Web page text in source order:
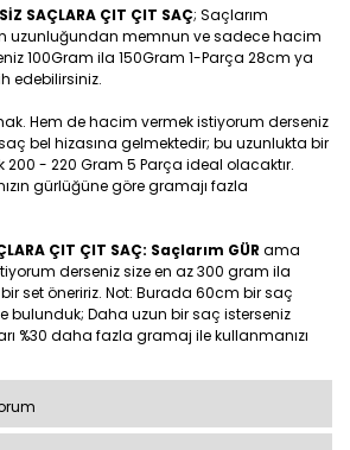
SAÇLARA ÇIT ÇIT SAÇ; Saçlarım
uzunluğundan memnun ve sadece hacim
100Gram ila 150Gram 1-Parça 28cm ya
edebilirsiniz.
Hem de hacim vermek istiyorum derseniz
bel hizasına gelmektedir; bu uzunlukta bir
- 220 Gram 5 Parça ideal olacaktır.
gürlüğüne göre gramajı fazla
ÇIT ÇIT SAÇ: Saçlarım GÜR ama
derseniz size en az 300 gram ila
set öneririz. Not: Burada 60cm bir saç
bulunduk; Daha uzun bir saç isterseniz
%30 daha fazla gramaj ile kullanmanızı